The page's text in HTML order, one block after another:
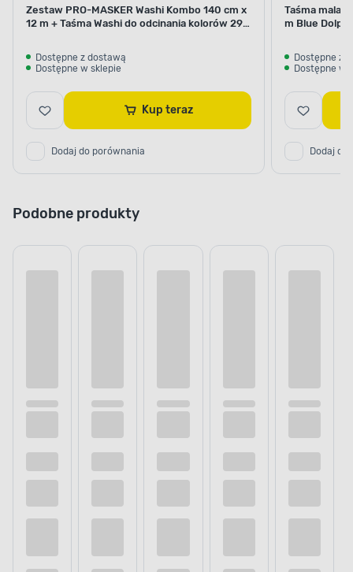
Zestaw PRO-MASKER Washi Kombo 140 cm x
12 m + Taśma Washi do odcinania kolorów 29
Dostępne z dostawą
Dostępne w sklepie
Kup teraz
Dodaj do porównania
Taśma
m Blue
Dostępne z
Dostępne w
Dodaj do
Podobne produkty